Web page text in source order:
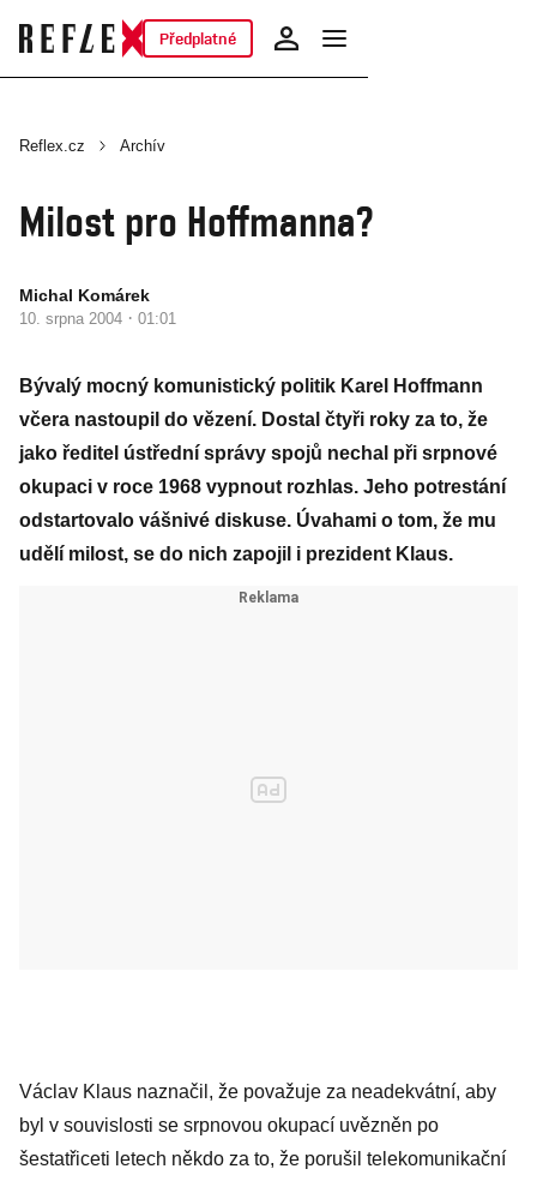
Předplatné
Reflex.cz Archív
Milost pro Hoffmanna?
Michal Komárek
10. srpna 2004 · 01:01
Bývalý mocný komunistický politik Karel Hoffmann
včera nastoupil do vězení. Dostal čtyři roky za to, že
jako ředitel ústřední správy spojů nechal při srpnové
okupaci v roce 1968 vypnout rozhlas. Jeho potrestání
odstartovalo vášnivé diskuse. Úvahami o tom, že mu
udělí milost, se do nich zapojil i prezident Klaus.
Václav Klaus naznačil, že považuje za neadekvátní, aby
byl v souvislosti se srpnovou okupací uvězněn po
šestatřiceti letech někdo za to, že porušil telekomunikační